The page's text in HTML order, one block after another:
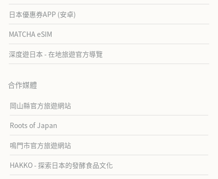
日本優惠券APP (安卓)
MATCHA eSIM
深度遊日本 - 在地旅遊官方導覽
合作媒體
岡山縣官方旅遊網站
Roots of Japan
鳴門市官方旅遊網站
HAKKO - 探索日本的發酵食品文化